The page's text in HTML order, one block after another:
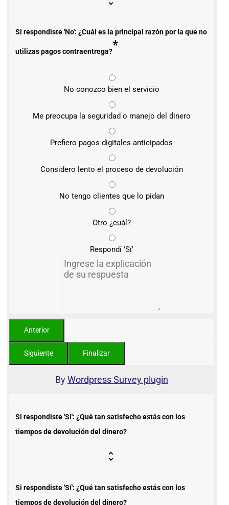
Si respondiste 'No': ¿Cuál es la principal razón por la que no
utilizas pagos contraentrega?*
No conozco bien el servicio
Me preocupa la seguridad o manejo del dinero
Prefiero pagos digitales anticipados
Considero lento el proceso de devolución
No tengo clientes que lo pidan
Otro ¿cuál?
Respondí 'Sí'
ByWordpress Survey plugin
Si respondiste 'Sí': ¿Qué tan satisfecho estás con los
tiempos de devolución del dinero?
Si respondiste 'Sí': ¿Qué tan satisfecho estás con los
tiempos de devolución del dinero?